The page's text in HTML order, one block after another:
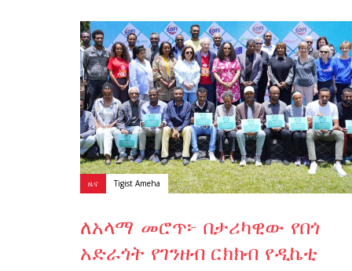
Tags
ዜና
Author:
Tigist Ameha
ለአላማ መሮጥ፦ በታሪካዊው የበጎ
አድራጎት የገንዘብ ርክክብ የዲኬቲ